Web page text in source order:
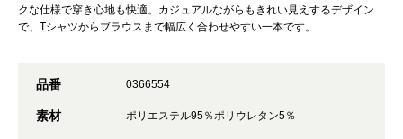
クな仕様で穿き心地も快適。カジュアルながらもきれい見えするデザイン
で、Tシャツからブラウスまで幅広く合わせやすい一本です。
品番 0366554
素材 ポリエステル95％ポリウレタン5％